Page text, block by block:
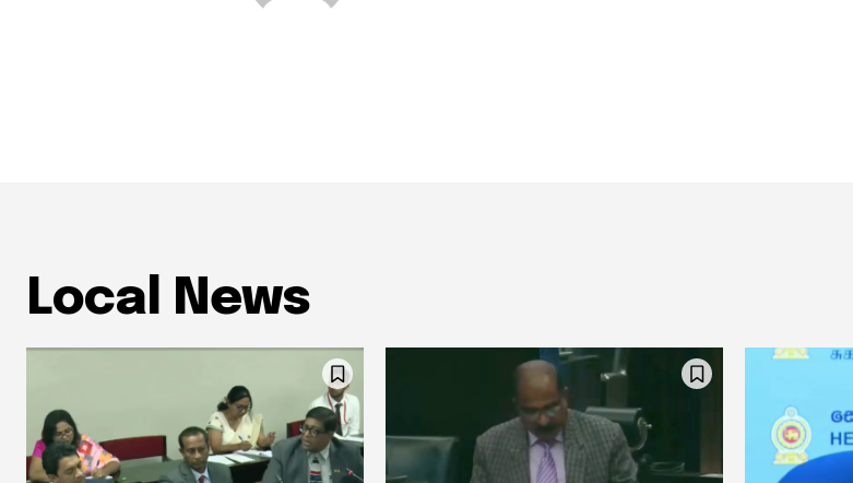
Local News